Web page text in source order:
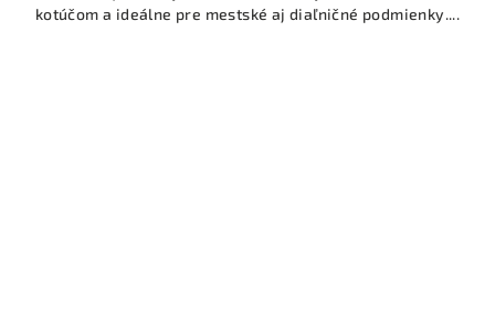
kotúčom a ideálne pre mestské aj diaľničné podmienky....